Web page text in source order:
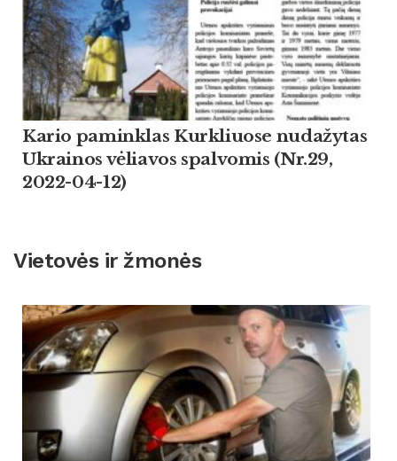
Kario paminklas Kurkliuose nudažytas
Ukrainos vėliavos spalvomis (Nr.29,
2022-04-12)
Vietovės ir žmonės